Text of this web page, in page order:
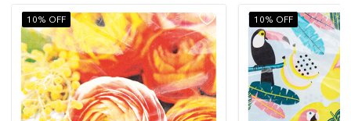
10% OFF 10% OFF